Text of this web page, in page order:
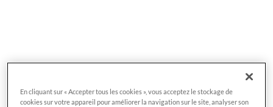
En cliquant sur « Accepter tous les cookies », vous acceptez le stockage de
cookies sur votre appareil pour améliorer la navigation sur le site, analyser son